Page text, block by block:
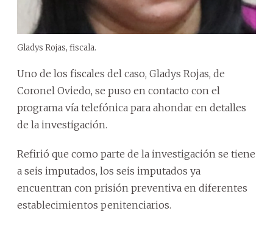
Gladys Rojas, fiscala.
Uno de los fiscales del caso, Gladys Rojas, de
Coronel Oviedo, se puso en contacto con el
programa vía telefónica para ahondar en detalles
de la investigación.
Refirió que como parte de la investigación se tiene
a seis imputados, los seis imputados ya
encuentran con prisión preventiva en diferentes
establecimientos penitenciarios.